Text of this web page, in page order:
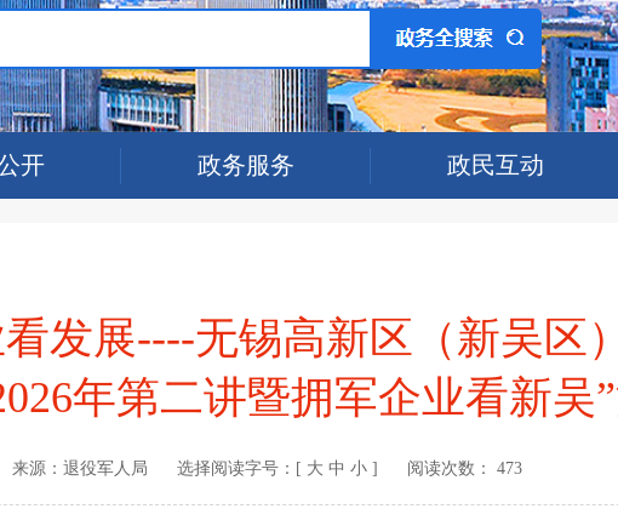
开 政务服务 政民互动
发展----无锡高新区（新吴区
年第二讲暨拥军企业看新吴
来源： 退役军人局 选择阅读字号：[ 大 中 小] 阅读次数： 473